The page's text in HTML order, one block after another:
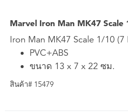
Marvel Iron Man MK47 Scale
Iron Man MK47 Scale 1/10 (7
PVC+ABS
ขนาด 13 x 7 x 22 ซม.
สินค้า# 15479